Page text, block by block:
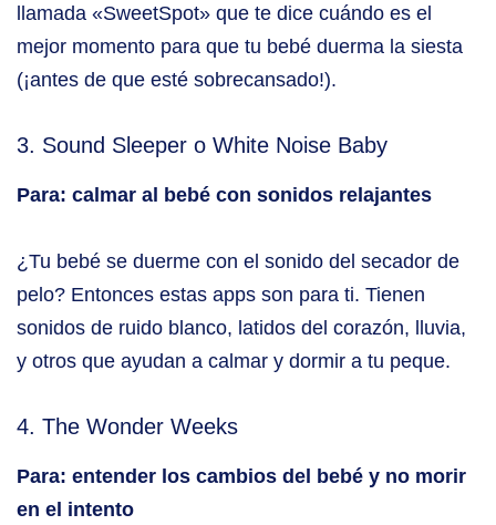
llamada «SweetSpot» que te dice cuándo es el
mejor momento para que tu bebé duerma la siesta
(¡antes de que esté sobrecansado!).
3. Sound Sleeper o White Noise Baby
Para: calmar al bebé con sonidos relajantes
¿Tu bebé se duerme con el sonido del secador de
pelo? Entonces estas apps son para ti. Tienen
sonidos de ruido blanco, latidos del corazón, lluvia,
y otros que ayudan a calmar y dormir a tu peque.
4. The Wonder Weeks
Para: entender los cambios del bebé y no morir
en el intento